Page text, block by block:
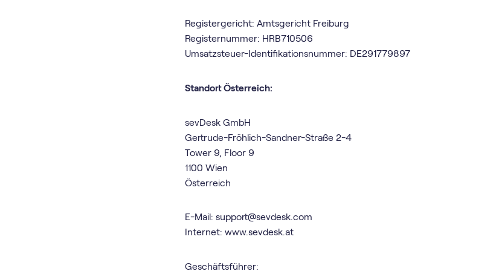
Registergericht: Amtsgericht Freiburg
Registernummer: HRB710506
Umsatzsteuer-Identifikationsnummer: DE291779897
Standort Österreich:
sevDesk GmbH
Gertrude-Fröhlich-Sandner-Straße 2-4
Tower 9, Floor 9
1100 Wien
Österreich
E-Mail: support@sevdesk.com
Internet: www.sevdesk.at
Geschäftsführer: